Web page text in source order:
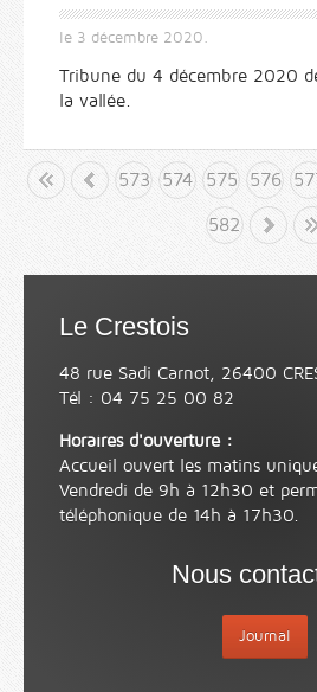
le 3 décembre 2020.
Tribune du 4 décembre 2020
la vallée.
« 573 574 575 576
582
» Fin
Le Crestois
48 rue Sadi Carnot, 26400
Tél : 04 75 25 00 82
Horaires d'ouverture :
Accueil ouvert les matins
Vendredi de 9h à 12h30 et
téléphonique de 14h à 17h30.
Nous
Journal